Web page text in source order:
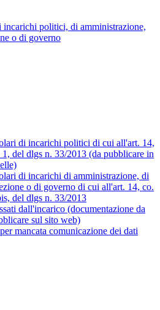
incarichi politici, di amministrazione,
o di governo
di incarichi politici di cui all'art. 14,
1, del dlgs n. 33/2013 (da pubblicare in
di incarichi di amministrazione, di
o di governo di cui all'art. 14, co.
del dlgs n. 33/2013
dall'incarico (documentazione da
sul sito web)
mancata comunicazione dei dati